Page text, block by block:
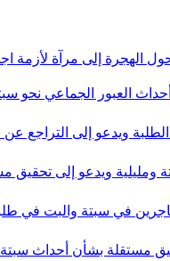
الهجرة إلى مرآة لأزمة
العبور الجماعي نحو
ويدعو إلى التراجع
ومليلية ويدعو إلى
في سبتة والبت في
مستقلة بشأن أحداث